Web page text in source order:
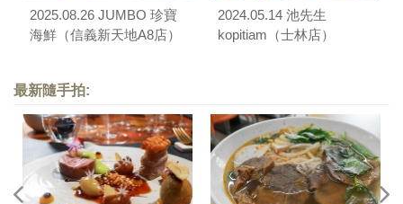
2025.08.26 JUMBO 珍寶
海鮮（信義新天地A8店）
2024.05.14 池先生
kopitiam（士林店）
最新隨手拍: